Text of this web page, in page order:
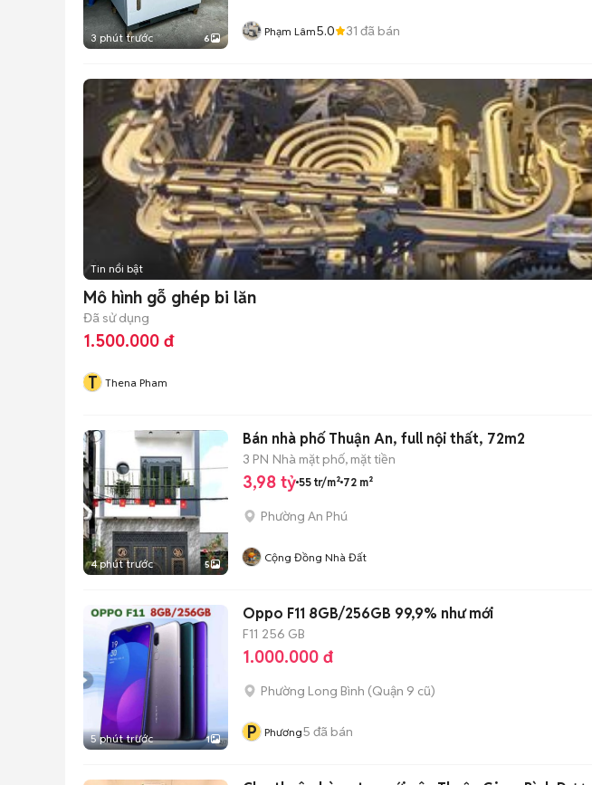
3 phút trước 6 Phạm Lâm5.0 31 đã bán
Tin nổi bật
Mô hình gỗ ghép bi lăn
Đã sử dụng
1.500.000 đ
T Thena Pham
4 phút trước 5
Bán nhà phố Thuận An, full nội thất, 72m2
3 PN Nhà mặt phố, mặt tiền
3,98 tỷ 55 tr/m² 72 m²
Phường An Phú
Cộng Đồng Nhà Đất
5 phút trước 1
Oppo F11 8GB/256GB 99,9% như mới
F11 256 GB
1.000.000 đ
Phường Long Bình (Quận 9 cũ)
P Phương5 đã bán